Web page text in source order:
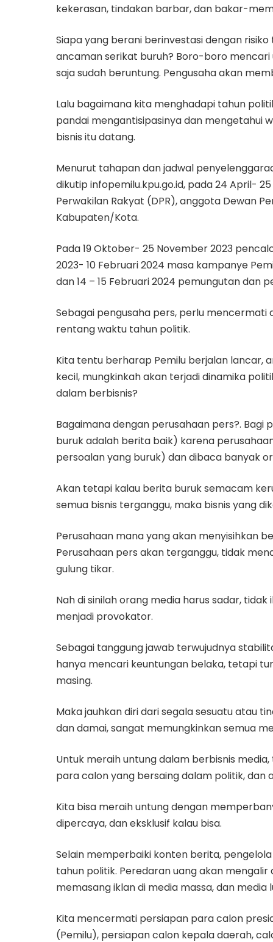
kekerasan, tindakan barbar, dan bakar-
Siapa yang berani berinvestasi dengan
ancaman serikat buruh? Boro-boro
saja sudah beruntung. Pengusaha akan
Lalu bagaimana kita menghadapi tahun
pandai mengantisipasinya dan mengetahui
bisnis itu datang.
Menurut tahapan dan jadwal
dikutip infopemilu.kpu.go.id, pada 24 April-
Perwakilan Rakyat (DPR), anggota Dewan
Kabupaten/Kota.
Pada 19 Oktober- 25 November 2023
2023- 10 Februari 2024 masa kampanye
dan 14 – 15 Februari 2024 pemungutan dan
Sebagai pengusaha pers, perlu
rentang waktu tahun politik.
Kita tentu berharap Pemilu berjalan lancar,
kecil, mungkinkah akan terjadi dinamika
dalam berbisnis?
Bagaimana dengan perusahaan pers?. Bagi
buruk adalah berita baik) karena
persoalan yang buruk) dan dibaca banyak
Akan tetapi kalau berita buruk semacam
semua bisnis terganggu, maka bisnis yang
Perusahaan mana yang akan menyisihkan
Perusahaan pers akan terganggu, tidak
gulung tikar.
Nah di sinilah orang media harus sadar,
menjadi provokator.
Sebagai tanggung jawab terwujudnya
hanya mencari keuntungan belaka, tetapi
masing.
Maka jauhkan diri dari segala sesuatu atau
dan damai, sangat memungkinkan semua
Untuk meraih untung dalam berbisnis
para calon yang bersaing dalam politik,
Kita bisa meraih untung dengan
dipercaya, dan eksklusif kalau bisa.
Selain memperbaiki konten berita,
tahun politik. Peredaran uang akan
memasang iklan di media massa, dan media
Kita mencermati persiapan para calon
(Pemilu), persiapan calon kepala daerah,